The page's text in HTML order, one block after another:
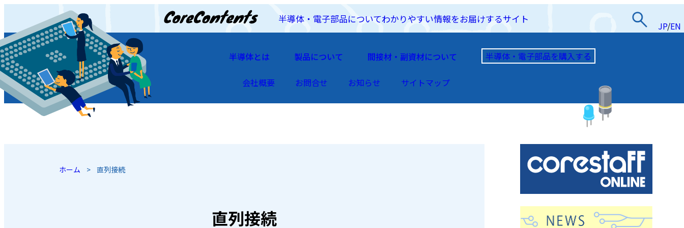
半導体・電子部品についてわかりやすい情報をお届けするサイト
JP/EN
JP/EN
半導体とは 製品について 間接材・副資材について 半導体・電子部品を購入する
会社概要 お問合せ お知らせ サイトマップ
ホーム > 直列接続
直列接続